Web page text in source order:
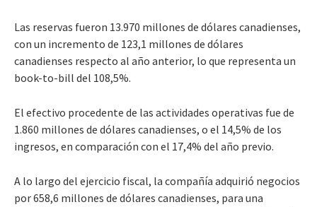
Las reservas fueron 13.970 millones de dólares canadienses,
con un incremento de 123,1 millones de dólares
canadienses respecto al año anterior, lo que representa un
book-to-bill del 108,5%.
El efectivo procedente de las actividades operativas fue de
1.860 millones de dólares canadienses, o el 14,5% de los
ingresos, en comparación con el 17,4% del año previo.
A lo largo del ejercicio fiscal, la compañía adquirió negocios
por 658,6 millones de dólares canadienses, para una